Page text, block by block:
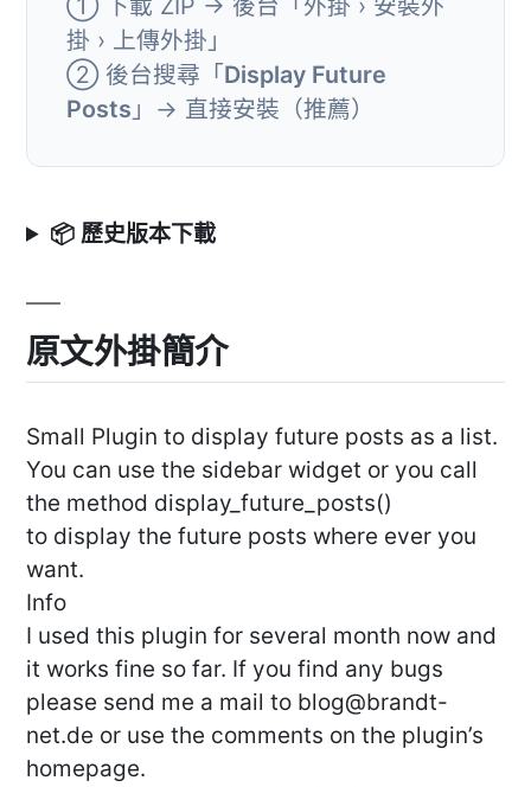
① 下載 ZIP → 後台「外掛 › 安裝外
掛 › 上傳外掛」
② 後台搜尋「Display Future
Posts 」→ 直接安裝（推薦）
📦 歷史版本下載
原文外掛簡介
Small Plugin to display future posts as a list.
You can use the sidebar widget or you call
the method display_future_posts()
to display the future posts where ever you
want.
Info
I used this plugin for several month now and
it works fine so far. If you find any bugs
please send me a mail to blog@brandt-
net.de or use the comments on the plugin’s
homepage.